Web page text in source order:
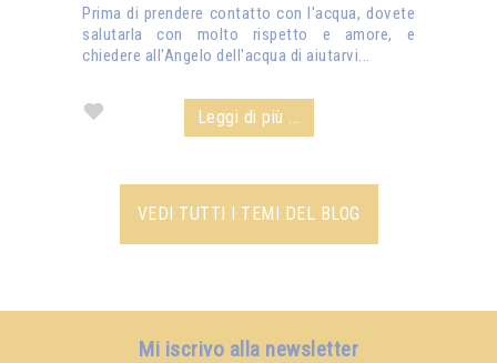
Prima di prendere contatto con l'acqua, dovete
salutarla con molto rispetto e amore, e
chiedere all'Angelo dell'acqua di aiutarvi...
Leggi di più ...
VEDI TUTTI I TEMI DEL BLOG
Mi iscrivo alla newsletter